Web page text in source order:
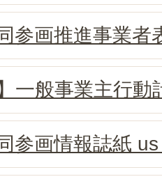
参画推進事業者
一般事業主行
参画情報誌紙